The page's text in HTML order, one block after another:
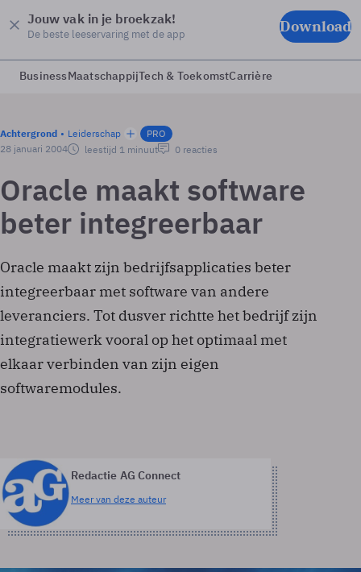
Jouw vak in je broekzak!
De beste leeservaring met de app Download
BusinessMaatschappijTech & ToekomstCarrière
Achtergrond Leiderschap
PRO
28 januari 2004
leestijd 1 minuut 0 reacties
Oracle maakt software
beter integreerbaar
Oracle maakt zijn bedrijfsapplicaties beter
integreerbaar met software van andere
leveranciers. Tot dusver richtte het bedrijf zijn
integratiewerk vooral op het optimaal met
elkaar verbinden van zijn eigen
softwaremodules.
Redactie AG Connect
Meer van deze auteur